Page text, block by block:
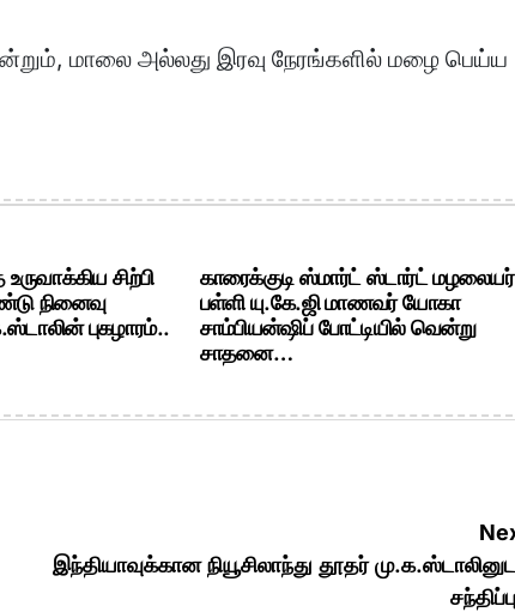
மாலை அல்லது இரவு நேரங்களில் மழை பெய்ய
சிற்பி
நினைவு
புகழாரம்..
காரைக்குடி ஸ்மார்ட் ஸ்டார்ட் மழலையர்
பள்ளி யு.கே.ஜி மாணவர் யோகா
சாம்பியன்ஷிப் போட்டியில் வென்று
சாதனை…
இந்தியாவுக்கான நியூசிலாந்து தூதர்